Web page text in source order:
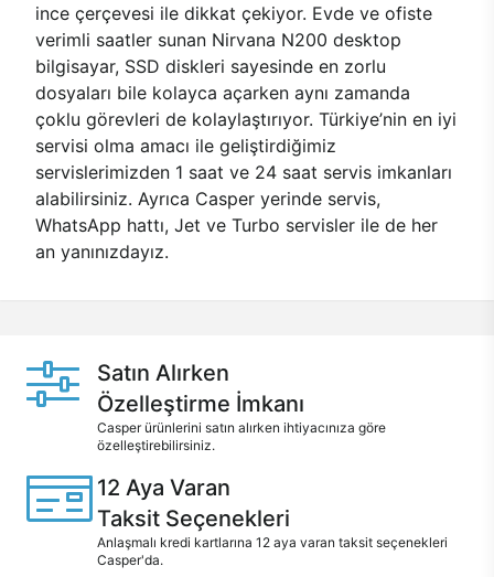
ince çerçevesi ile dikkat çekiyor. Evde ve ofiste
verimli saatler sunan Nirvana N200 desktop
bilgisayar, SSD diskleri sayesinde en zorlu
dosyaları bile kolayca açarken aynı zamanda
çoklu görevleri de kolaylaştırıyor. Türkiye’nin en iyi
servisi olma amacı ile geliştirdiğimiz
servislerimizden 1 saat ve 24 saat servis imkanları
alabilirsiniz. Ayrıca Casper yerinde servis,
WhatsApp hattı, Jet ve Turbo servisler ile de her
an yanınızdayız.
Satın Alırken
Özelleştirme İmkanı
Casper ürünlerini satın alırken ihtiyacınıza göre
özelleştirebilirsiniz.
12 Aya Varan
Taksit Seçenekleri
Anlaşmalı kredi kartlarına 12 aya varan taksit seçenekleri
Casper'da.